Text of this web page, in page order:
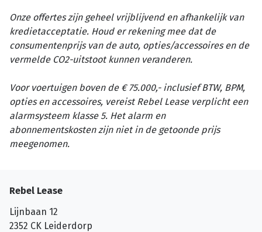
Onze offertes zijn geheel vrijblijvend en afhankelijk van
kredietacceptatie. Houd er rekening mee dat de
consumentenprijs van de auto, opties/accessoires en de
vermelde CO2-uitstoot kunnen veranderen.
Voor voertuigen boven de € 75.000,- inclusief BTW, BPM,
opties en accessoires, vereist Rebel Lease verplicht een
alarmsysteem klasse 5. Het alarm en
abonnementskosten zijn niet in de getoonde prijs
meegenomen.
Rebel Lease
Lijnbaan 12
2352 CK Leiderdorp